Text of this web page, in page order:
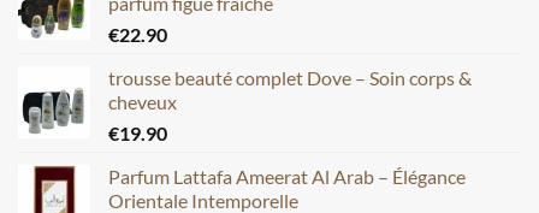
€22.90
trousse beauté complet Dove – Soin corps &
cheveux
€19.90
Parfum Lattafa Ameerat Al Arab – Élégance
Orientale Intemporelle